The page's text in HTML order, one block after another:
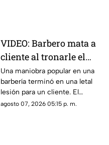
VIDEO: Barbero mata a
cliente al tronarle el
cuello mientras le
cortaba el cabello
Una maniobra popular en una
barbería terminó en una letal
lesión para un cliente. El
momento quedó registrado
agosto 07, 2026 05:15 p. m.